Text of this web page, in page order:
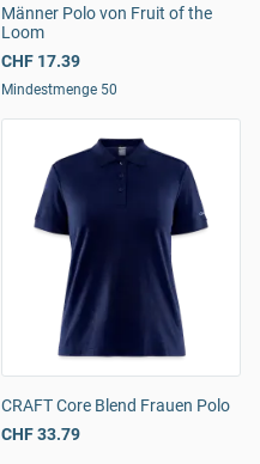
Männer Polo von Fruit of the
Loom
CHF 17.39
Mindestmenge 50
CRAFT Core Blend Frauen Polo
CHF 33.79